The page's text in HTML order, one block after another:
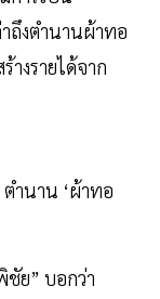
ถึงตำนานผ้าทอ
งรายได้จาก
ย” บอกว่า